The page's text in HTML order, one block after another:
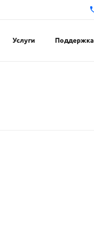
Услуги Поддержка